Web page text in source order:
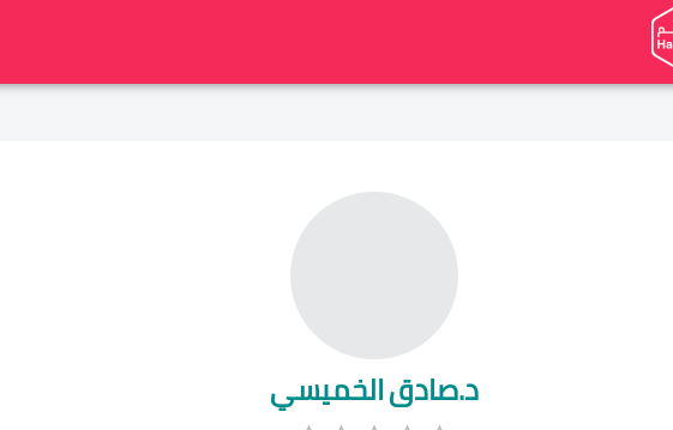
د.صادق الخميسي